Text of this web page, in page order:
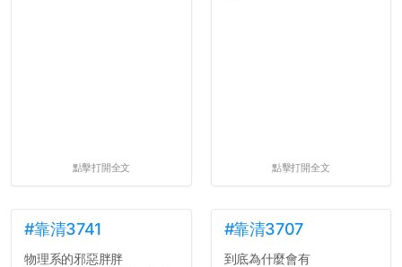
點擊打開全文 點擊打開全文
#靠清3741
物理系的邪惡胖胖
#靠清3707
到底為什麼會有